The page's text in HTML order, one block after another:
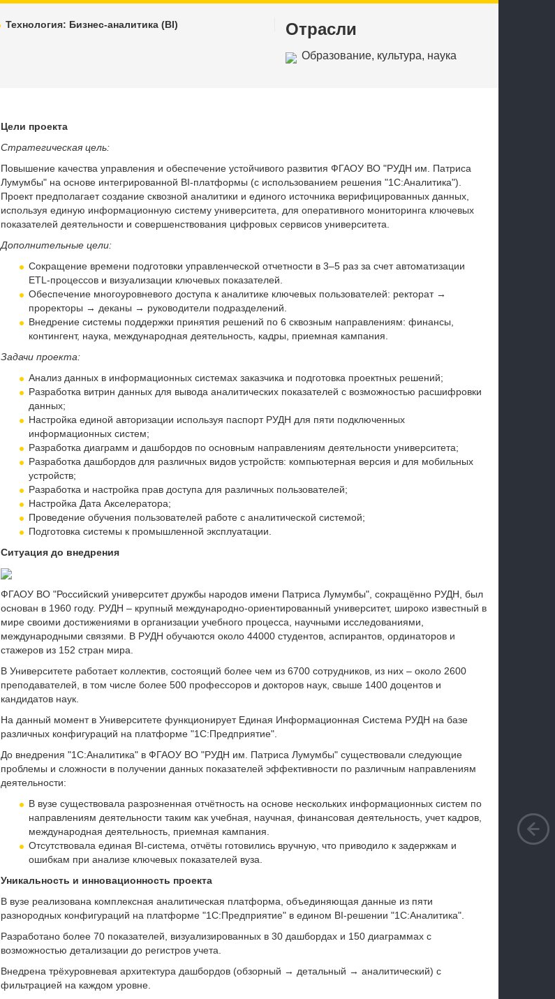
Технология: Бизнес-аналитика (BI) Отрасли
Образование, культура, наука
Цели проекта
Стратегическая цель:
Повышение качества управления и обеспечение устойчивого развития ФГАОУ ВО "РУДН им. Патриса
Лумумбы" на основе интегрированной BI-платформы (с использованием решения "1С:Аналитика").
Проект предполагает создание сквозной аналитики и единого источника верифицированных данных,
используя единую информационную систему университета, для оперативного мониторинга ключевых
показателей деятельности и совершенствования цифровых сервисов университета.
Дополнительные цели:
Сокращение времени подготовки управленческой отчетности в 3–5 раз за счет автоматизации
ETL-процессов и визуализации ключевых показателей.
Обеспечение многоуровневого доступа к аналитике ключевых пользователей: ректорат →
проректоры → деканы → руководители подразделений.
Внедрение системы поддержки принятия решений по 6 сквозным направлениям: финансы,
контингент, наука, международная деятельность, кадры, приемная кампания.
Задачи проекта:
Анализ данных в информационных системах заказчика и подготовка проектных решений;
Разработка витрин данных для вывода аналитических показателей с возможностью расшифровки
данных;
Настройка единой авторизации используя паспорт РУДН для пяти подключенных
информационных систем;
Разработка диаграмм и дашбордов по основным направлениям деятельности университета;
Разработка дашбордов для различных видов устройств: компьютерная версия и для мобильных
устройств;
Разработка и настройка прав доступа для различных пользователей;
Настройка Дата Акселератора;
Проведение обучения пользователей работе с аналитической системой;
Подготовка системы к промышленной эксплуатации.
Ситуация до внедрения
ФГАОУ ВО "Российский университет дружбы народов имени Патриса Лумумбы", сокращённо РУДН, был
основан в 1960 году. РУДН – крупный международно-ориентированный университет, широко известный в
мире своими достижениями в организации учебного процесса, научными исследованиями,
международными связями.
В РУДН обучаются около 44000 студентов, аспирантов, ординаторов и
стажеров из 152 стран мира.
В Университете работает коллектив, состоящий более чем из 6700 сотрудников, из них – около 2600
преподавателей, в том числе более 500 профессоров и докторов наук, свыше 1400 доцентов и
кандидатов наук.
На данный момент в Университете функционирует Единая Информационная Система РУДН на базе
различных конфигураций на платформе "1С:Предприятие".
До внедрения "1С:Аналитика" в ФГАОУ ВО "РУДН им. Патриса Лумумбы" существовали следующие
проблемы и сложности в получении данных показателей эффективности по различным направлениям
деятельности:
В вузе существовала разрозненная отчётность на основе нескольких информационных систем по
направлениям деятельности таким как учебная, научная, финансовая деятельность, учет кадров,
международная деятельность, приемная кампания.
Отсутствовала единая BI-система, отчёты готовились вручную, что приводило к задержкам и
ошибкам при анализе ключевых показателей вуза.
Уникальность и инновационность проекта
В вузе реализована комплексная аналитическая платформа, объединяющая данные из пяти
разнородных конфигураций на платформе "1С:Предприятие" в едином BI-решении "1С:Аналитика".
Разработано более 70 показателей, визуализированных в 30 дашбордах и 150 диаграммах с
возможностью детализации до регистров учета.
Внедрена трёхуровневая архитектура дашбордов (обзорный → детальный → аналитический) с
фильтрацией на каждом уровне.